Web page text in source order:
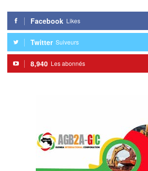
Facebook Likes
Twitter Suiveurs
8,940 Les abonnés